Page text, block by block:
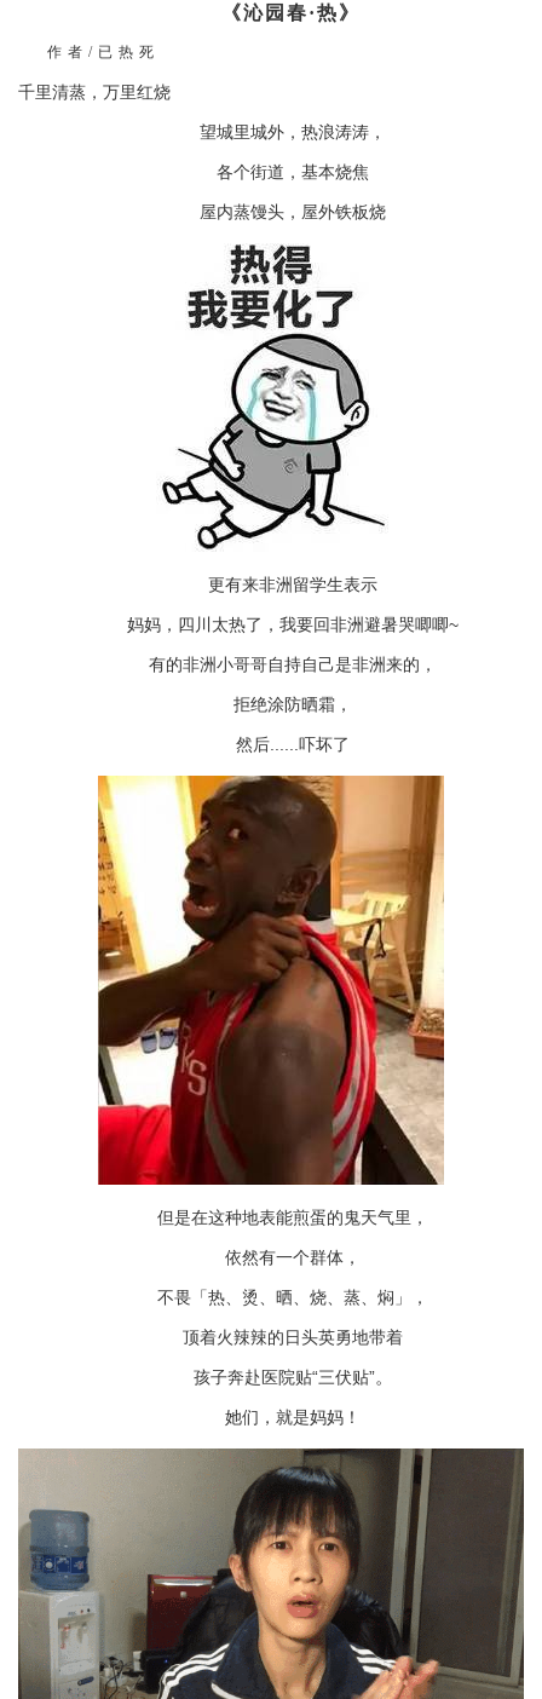
《沁园春·热》
作者/已热死
千里清蒸，万里红烧
望城里城外，热浪涛涛，
各个街道，基本烧焦
屋内蒸馒头，屋外铁板烧
更有来非洲留学生表示
妈妈，四川太热了，我要回非洲避暑哭唧唧~
有的非洲小哥哥自持自己是非洲来的，
拒绝涂防晒霜，
然后......吓坏了
但是在这种地表能煎蛋的鬼天气里，
依然有一个群体，
不畏「热、烫、晒、烧、蒸、焖」，
顶着火辣辣的日头英勇地带着
孩子奔赴医院贴“三伏贴”。
她们，就是妈妈！